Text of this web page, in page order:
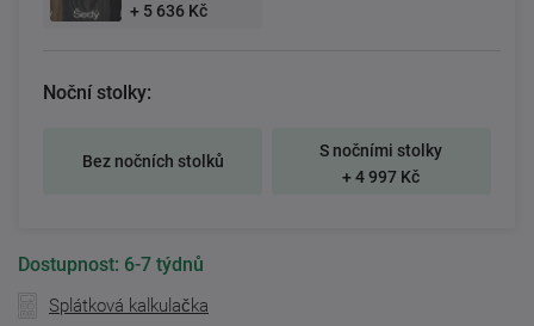
+ 5 636 Kč
Noční stolky:
Bez nočních stolků
S nočními stolky
+ 4 997 Kč
Dostupnost: 6-7 týdnů
Splátková kalkulačka